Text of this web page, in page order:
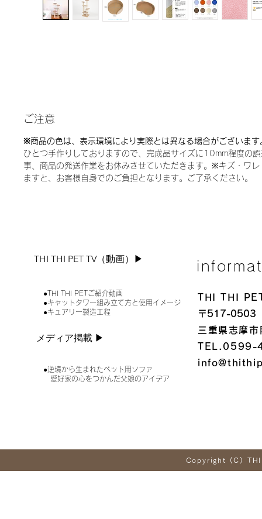
ご注意
※商品の色は、表示環境により実際とは異なる場合がございます
ひとつ手作りしておりますので、完成品サイズに10mm程度の
事、商品の発送作業をお休みさせていただきます。※キズ・ワ
ますと、お客様自身でのご負担となります。ご了承ください。
THI THI PET TV（動画）▶︎
●THI THI PETご紹介動画
●キャットタワー組み立て方と使用イメージ
●キュアリー製造工程
メディア掲載 ▶︎
●逆境から生まれたペット用ソファ
愛好家の心をつかんだ父娘のアイデア
THI THI
〒517-0503
三重県志摩
TEL.0599-
Copyright (C)